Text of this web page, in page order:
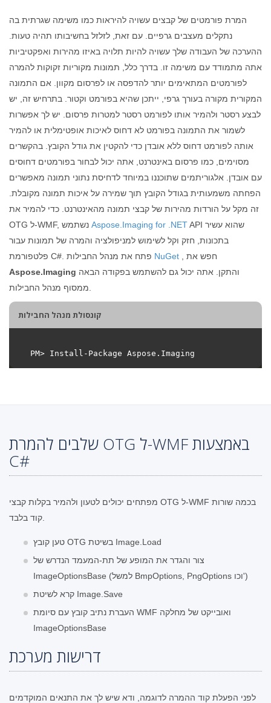
המרת פורמטים של קבצים עשויה להיראות כמו משימה שגרתית בה
נתקלים מעצבים גרפיים. עם זאת, לזלזל בחשיבותו תהיה טעות.
ההערכה של העבודה שלך עשויה להיות תלויה באיזו מהירות ואפקטיביות
אתה מתמודד עם משימה זו. בדרך כלל, תמונות מקוריות זקוקות להמרה
לפורמטים המתאימים יותר להדפסה או לפרסום מקוון. אם התמונה
המקורית מקורה בעורך גרפי, ייתכן שהיא בפורמט וקטור. בתרחיש זה, יש
לבצע רסטר ולהמיר אותו לפורמט רסטר למטרות פרסום. יש לך אפשרות
לשמור את התמונה בפורמט לא דחוס לאיכות אופטימלית או להמיר
אותה לפורמט דחוס ללא אובדן כדי להקטין את גודל הקובץ. בהקשרים
מסוימים, כמו פרסום באינטרנט, אתה יכול לבחור בפורמטים דחוסים
עם אובדן. אלגוריתמים שתוכננו במיוחד לדחיסת נתוני תמונה מאפשרים
הפחתה משמעותית בגודל הקובץ תוך שמירה על איכות תמונה מקובלת.
זה מקל על הורדות מהירות של קבצי תמונה מהאינטרנט. כדי להמיר את
Aspose.Imaging for .NETAPI שהוא עשיר
בתכונות, חזק וקל לשימוש למניפולציה והמרה של תמונות עבור
NuGet
, חפש את
Aspose.Imaging
קונסולת מנהל החבילות
שלבים להמרת OTG ל-WMF באמצעות
C#
מפתחים יכולים לטעון ולהמיר בקלות קבצי OTG ל-WMF בכמה שורות
טען קובץ OTG בשיטת Image.Load
צור והגדר את המופע של תת-המעמד הנדרש של
ImageOptionsBase (למשל BmpOptions, PngOptions וכו')
קרא לשיטת Image.Save
העברת נתיב קובץ עם סיומת WMF ואובייקט של מחלקה
ImageOptionsBase
דרישות מערכת
לפני הפעלת קוד ההמרה לדוגמה, ודא שיש לך את התנאים המוקדמים